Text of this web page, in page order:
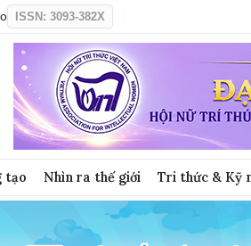
ISSN: 3093-382X
tạo Nhìn ra thế giới Tri thức & Kỹ